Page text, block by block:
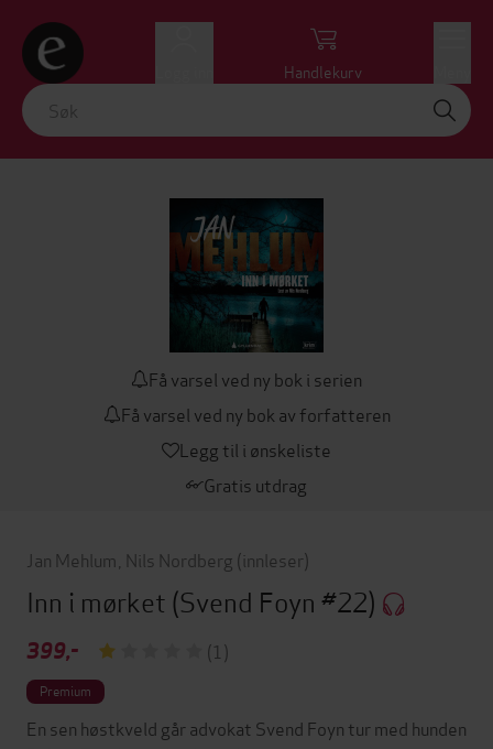
Handlekurv
Få varsel ved ny bok i serien
Få varsel ved ny bok av forfatteren
Legg til i ønskeliste
Gratis utdrag
Jan Mehlum Nils Nordberg (innleser)
Inn i mørket (Svend Foyn #22)
399,- (1)
Premium
En sen høstkveld går advokat Svend Foyn tur med hunden